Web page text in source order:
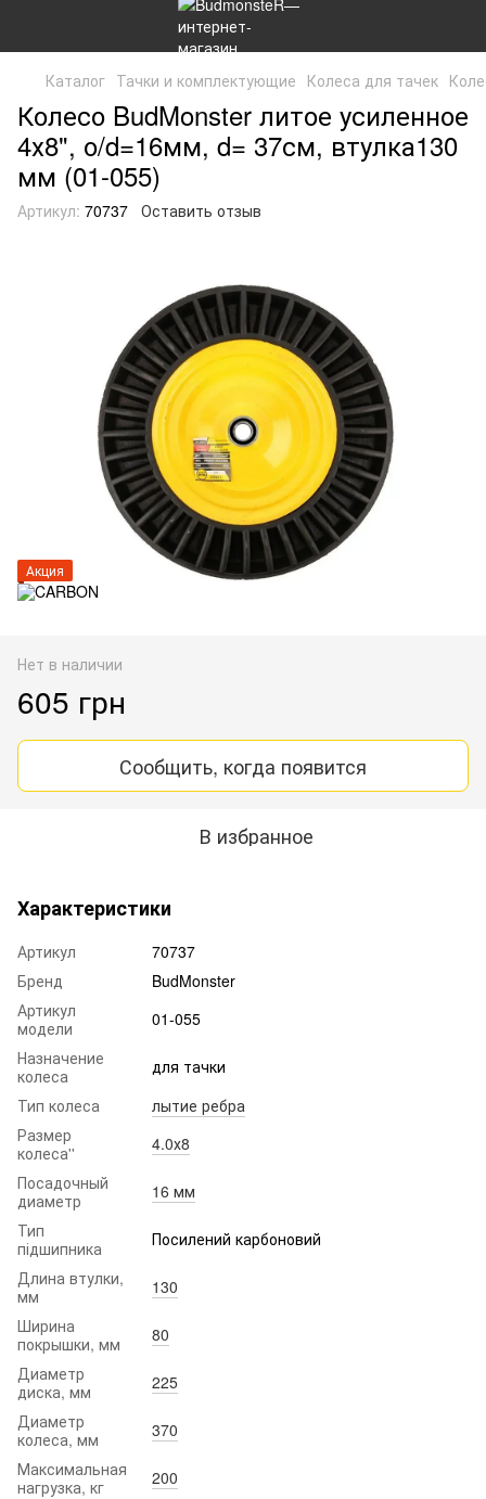
Каталог Тачки и комплектующие Колеса для тачек
Колесо BudMonster литое усиленное
4х8", о/d=16мм, d= 37см, втулка130
мм (01-055)
Артикул: 70737 Оставить отзыв
Акция
Нет в наличии
605 грн
Сообщить, когда появится
В избранное
Характеристики
Артикул
70737
Бренд
BudMonster
Артикул
модели
01-055
Назначение
колеса
для тачки
Тип колеса
лытие ребра
Размер
колеса''
4.0х8
Посадочный
диаметр
16 мм
Тип
підшипника
Посилений карбоновий
Длина втулки,
мм
130
Ширина
покрышки, мм
80
Диаметр
диска, мм
225
Диаметр
колеса, мм
370
Максимальная
нагрузка, кг
200